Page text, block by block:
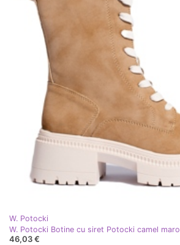
W. Potocki
W. Potocki Botine cu siret Potocki camel maro
46,03 €